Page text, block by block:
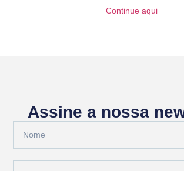
Continue aqui
Assine a nossa